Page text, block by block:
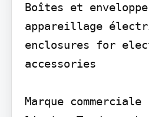
Boîtes et
appareillage
enclosures for
accessories
Marque